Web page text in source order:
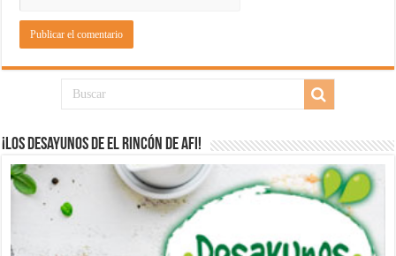
¡Los desayunos de El Rincón de Afi!